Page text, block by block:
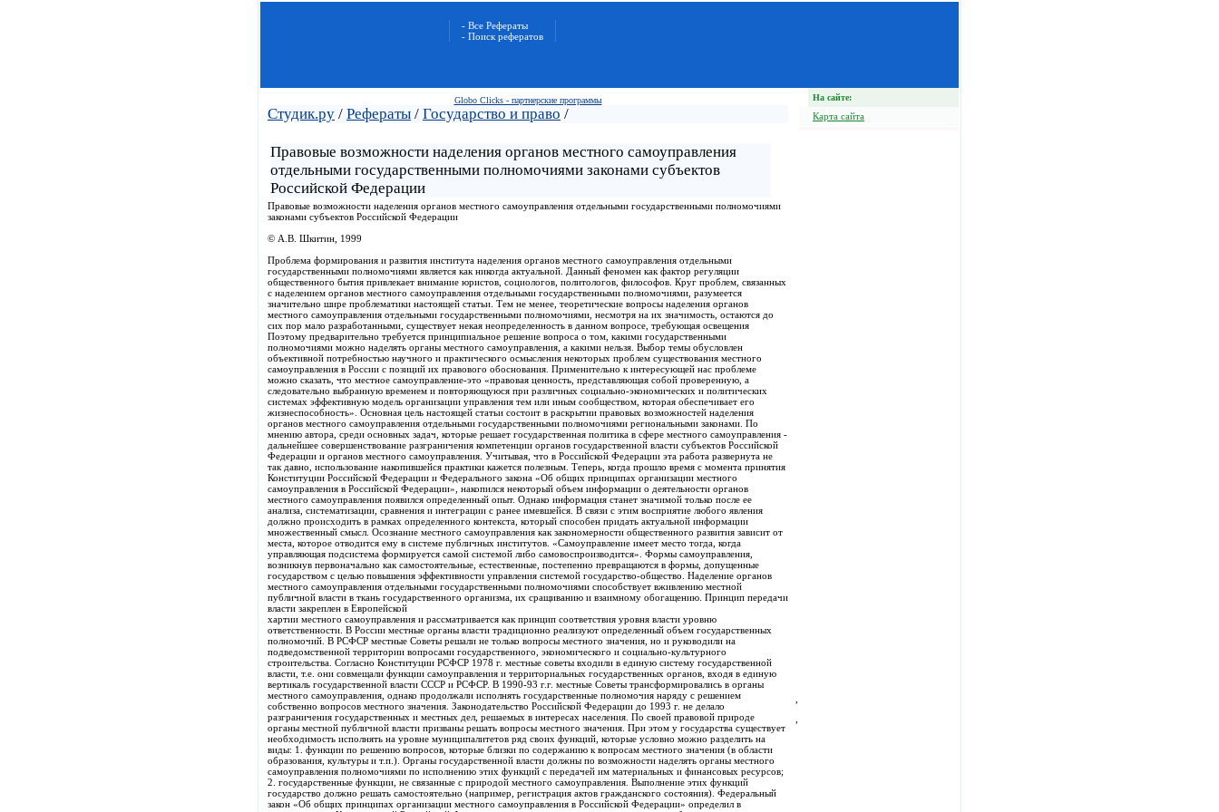
- Все Рефераты
- Поиск рефератов
Globo Clicks - партнерские программы
Студик.ру / Рефераты / Государство и право /
Правовые возможности наделения органов местного самоуправления
отдельными государственными полномочиями законами субъектов
Российской Федерации
Правовые возможности наделения органов местного самоуправления отдельными государственными полномочиями
законами субъектов Российской Федерации
© А.В. Шкитин, 1999
Проблема формирования и развития института наделения органов местного самоуправления отдельными
государственными полномочиями является как никогда актуальной. Данный феномен как фактор регуляции
общественного бытия привлекает внимание юристов, социологов, политологов, философов. Круг проблем, связанных
с наделением органов местного самоуправления отдельными государственными полномочиями, разумеется
значительно шире проблематики настоящей статьи. Тем не менее, теоретические вопросы наделения органов
местного самоуправления отдельными государственными полномочиями, несмотря на их значимость, остаются до
сих пор мало разработанными, существует некая неопределенность в данном вопросе, требующая освещения
Поэтому предварительно требуется принципиальное решение вопроса о том, какими государственными
полномочиями можно наделять органы местного самоуправления, а какими нельзя. Выбор темы обусловлен
объективной потребностью научного и практического осмысления некоторых проблем существования местного
самоуправления в России с позиций их правового обоснования. Применительно к интересующей нас проблеме
можно сказать, что местное самоуправление-это «правовая ценность, представляющая собой проверенную, а
следовательно выбранную временем и повторяющуюся при различных социально-экономических и политических
системах эффективную модель организации управления тем или иным сообществом, которая обеспечивает его
жизнеспособность». Основная цель настоящей статьи состоит в раскрытии правовых возможностей наделения
органов местного самоуправления отдельными государственными полномочиями региональными законами. По
мнению автора, среди основных задач, которые решает государственная политика в сфере местного самоуправления -
дальнейшее совершенствование разграничения компетенции органов государственной власти субъектов Российской
Федерации и органов местного самоуправления. Учитывая, что в Российской Федерации эта работа развернута не
так давно, использование накопившейся практики кажется полезным. Теперь, когда прошло время с момента принятия
Конституции Российской Федерации и Федерального закона «Об общих принципах организации местного
самоуправления в Российской Федерации», накопился некоторый объем информации о деятельности органов
местного самоуправления появился определенный опыт. Однако информация станет значимой только после ее
анализа, систематизации, сравнения и интеграции с ранее имевшейся. В связи с этим восприятие любого явления
должно происходить в рамках определенного контекста, который способен придать актуальной информации
множественный смысл. Осознание местного самоуправления как закономерности общественного развития зависит от
места, которое отводится ему в системе публичных институтов. «Самоуправление имеет место тогда, когда
управляющая подсистема формируется самой системой либо самовоспроизводится». Формы самоуправления,
возникнув первоначально как самостоятельные, естественные, постепенно превращаются в формы, допущенные
государством с целью повышения эффективности управления системой государство-общество. Наделение органов
местного самоуправления отдельными государственными полномочиями способствует вживлению местной
публичной власти в ткань государственного организма, их сращиванию и взаимному обогащению. Принцип передачи
власти закреплен в Европейской
хартии местного самоуправления и рассматривается как принцип соответствия уровня власти уровню
ответственности. В России местные органы власти традиционно реализуют определенный объем государственных
полномочий. В РСФСР местные Советы решали не только вопросы местного значения, но и руководили на
подведомственной территории вопросами государственного, экономического и социально-культурного
строительства. Согласно Конституции РСФСР 1978 г. местные советы входили в единую систему государственной
власти, т.е. они совмещали функции самоуправления и территориальных государственных органов, входя в единую
вертикаль государственной власти СССР и РСФСР. В 1990-93 г.г. местные Советы трансформировались в органы
местного самоуправления, однако продолжали исполнять государственные полномочия наряду с решением
собственно вопросов местного значения. Законодательство Российской Федерации до 1993 г. не делало
разграничения государственных и местных дел, решаемых в интересах населения. По своей правовой природе
органы местной публичной власти призваны решать вопросы местного значения. При этом у государства существует
необходимость исполнять на уровне муниципалитетов ряд своих функций, которые условно можно разделить на
виды: 1. функции по решению вопросов, которые близки по содержанию к вопросам местного значения (в области
образования, культуры и т.п.). Органы государственной власти должны по возможности наделять органы местного
самоуправления полномочиями по исполнению этих функций с передачей им материальных и финансовых ресурсов;
2. государственные функции, не связанные с природой местного самоуправления. Выполнение этих функций
государство должно решать самостоятельно (например, регистрация актов гражданского состояния). Федеральный
закон «Об общих принципах организации местного самоуправления в Российской Федерации» определил в
На сайте:
Карта сайта